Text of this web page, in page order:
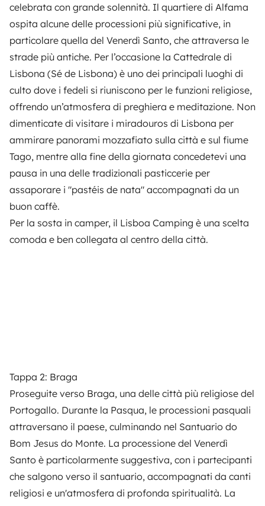
celebrata con grande solennità. Il quartiere di Alfama
ospita alcune delle processioni più significative, in
particolare quella del Venerdì Santo, che attraversa le
strade più antiche. Per l’occasione la Cattedrale di
Lisbona (Sé de Lisbona) è uno dei principali luoghi di
culto dove i fedeli si riuniscono per le funzioni religiose,
offrendo un’atmosfera di preghiera e meditazione. Non
dimenticate di visitare i miradouros di Lisbona per
ammirare panorami mozzafiato sulla città e sul fiume
Tago, mentre alla fine della giornata concedetevi una
pausa in una delle tradizionali pasticcerie per
assaporare i "pastéis de nata" accompagnati da un
buon caffè.
Per la sosta in camper, il Lisboa Camping è una scelta
comoda e ben collegata al centro della città.
Tappa 2: Braga
Proseguite verso Braga, una delle città più religiose del
Portogallo. Durante la Pasqua, le processioni pasquali
attraversano il paese, culminando nel Santuario do
Bom Jesus do Monte. La processione del Venerdì
Santo è particolarmente suggestiva, con i partecipanti
che salgono verso il santuario, accompagnati da canti
religiosi e un'atmosfera di profonda spiritualità. La